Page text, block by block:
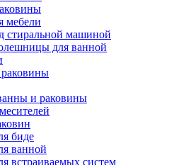
мебели
стиральной машиной
для ванной
и раковины
биде
ванной
встраиваемых систем